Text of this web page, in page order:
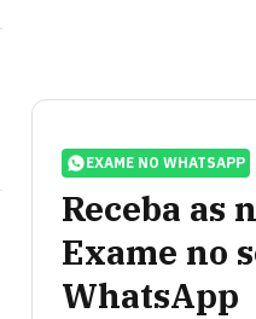
EXAME NO WHATSAPP
Receba as
Exame no
WhatsApp